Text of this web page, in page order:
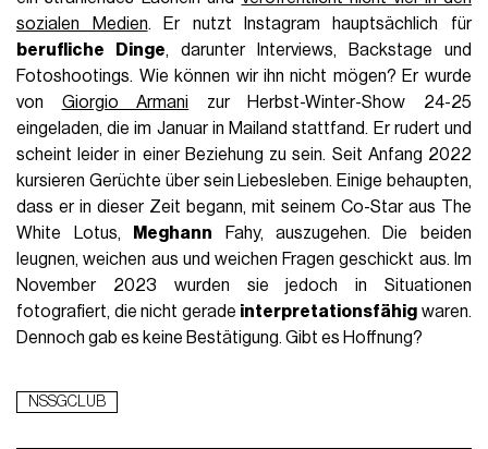
sozialen Medien. Er nutzt Instagram hauptsächlich für
berufliche Dinge, darunter Interviews, Backstage und
Fotoshootings. Wie können wir ihn nicht mögen? Er wurde
von Giorgio Armani zur Herbst-Winter-Show 24-25
eingeladen, die im Januar in Mailand stattfand. Er rudert und
scheint leider in einer Beziehung zu sein. Seit Anfang 2022
kursieren Gerüchte über sein Liebesleben. Einige behaupten,
dass er in dieser Zeit begann, mit seinem Co-Star aus The
White Lotus,
Meghann Fahy, auszugehen. Die beiden
leugnen, weichen aus und weichen Fragen geschickt aus. Im
November 2023 wurden sie jedoch in Situationen
fotografiert, die nicht gerade interpretationsfähig waren.
Dennoch gab es keine Bestätigung. Gibt es Hoffnung?
NSSGCLUB